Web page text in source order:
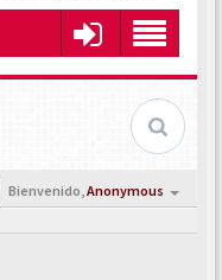
Bienvenido,Anonymous